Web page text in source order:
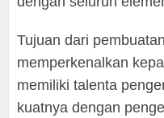
Tujuan dari
memperkenalkan
memiliki talenta
kuatnya dengan